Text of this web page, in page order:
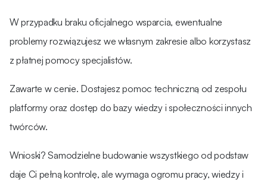
W przypadku braku oficjalnego wsparcia, ewentualne
problemy rozwiązujesz we własnym zakresie albo korzystasz
z płatnej pomocy specjalistów.
Zawarte w cenie. Dostajesz pomoc techniczną od zespołu
platformy oraz dostęp do bazy wiedzy i społeczności innych
twórców.
Wnioski? Samodzielne budowanie wszystkiego od podstaw
daje Ci pełną kontrolę, ale wymaga ogromu pracy, wiedzy i